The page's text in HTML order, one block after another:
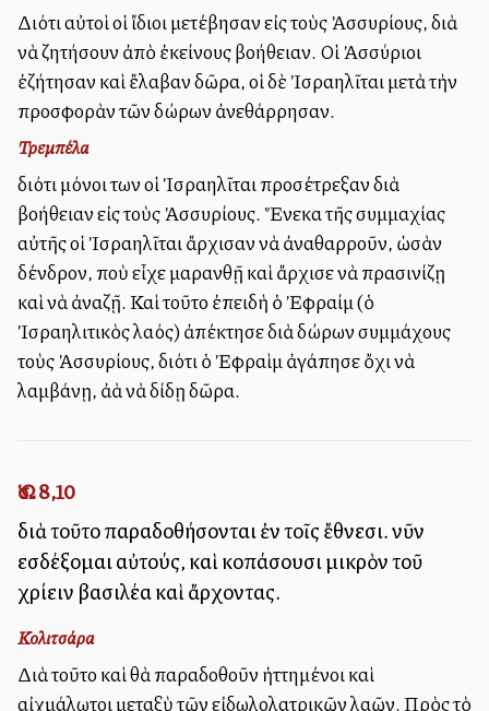
Διότι αὐτοὶ οἱ ἴδιοι μετέβησαν εἰς τοὺς Ἀσσυρίους, διὰ
νὰ ζητήσουν ἀπὸ ἐκείνους βοήθειαν. Οἱ Ἀσσύριοι
ἐζήτησαν καὶ ἔλαβαν δῶρα, οἱ δὲ Ἰσραηλῖται μετὰ τὴν
προσφορὰν τῶν δώρων ἀνεθάρρησαν.
Τρεμπέλα
διότι μόνοι των οἱ Ἰσραηλῖται προσέτρεξαν διὰ
βοήθειαν εἰς τοὺς Ἀσσυρίους. Ἕνεκα τῆς συμμαχίας
αὐτῆς οἱ Ἰσραηλῖται ἄρχισαν νὰ ἀναθαρροῦν, ὡσὰν
δένδρον, ποὺ εἶχε μαρανθῇ καὶ ἄρχισε νὰ πρασινίζῃ
καὶ νὰ ἀναζῇ. Καὶ τοῦτο ἐπειδὴ ὁ Ἐφραίμ (ὁ
Ἰσραηλιτικὸς λαός) ἀπέκτησε διὰ δώρων συμμάχους
τοὺς Ἀσσυρίους, διότι ὁ Ἐφραὶμ ἀγάπησε ὄχι νὰ
λαμβάνῃ, ἀλλὰ νὰ δίδῃ δῶρα.
Ὡσ. 8,10
διὰ τοῦτο παραδοθήσονται ἐν τοῖς ἔθνεσι. νῦν
εἰσδέξομαι αὐτούς, καὶ κοπάσουσι μικρὸν τοῦ
χρίειν βασιλέα καὶ ἄρχοντας.
Κολιτσάρα
Διὰ τοῦτο καὶ θὰ παραδοθοῦν ἡττημένοι καὶ
αἰχμάλωτοι μεταξὺ τῶν εἰδωλολατρικῶν λαῶν. Πρὸς τὸ